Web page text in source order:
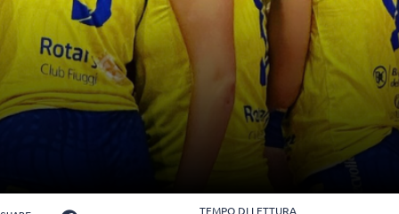
TEMPO DI LETTURA